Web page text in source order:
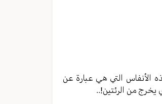
الأنفاس التي هي عبارة عن
يخرج من الرئتين!..